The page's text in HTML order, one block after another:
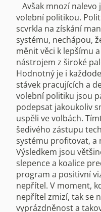
Avšak mnozí
volební politikou.
scvrkla na získání
systému, nechápou,
měnit věci k lepšímu
nástrojem z široké
Hodnotný je i
stávek pracujících a
volební politiku jsou
podepsat jakoukoliv
uspěli ve volbách.
šedivého zástupu
systému profitovat, a
Výsledkem jsou
slepence a koalice
program a positivní
nepřítel. V moment,
nepřítel zmizí, tak se
vyprázdněnost a